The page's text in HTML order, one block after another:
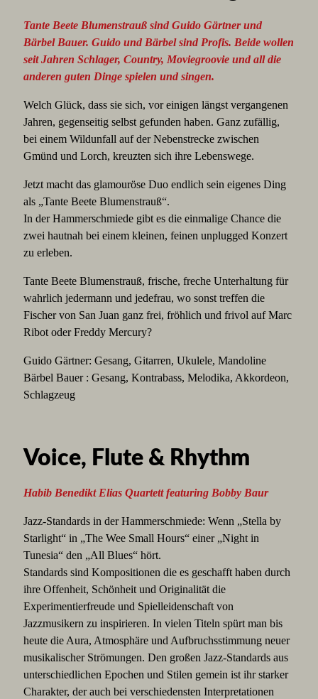
Tante Beete Blumenstrauß sind Guido Gärtner und
Bärbel Bauer. Guido und Bärbel sind Profis. Beide wollen
seit Jahren Schlager, Country, Moviegroovie und all die
anderen guten Dinge spielen und singen.
Welch Glück, dass sie sich, vor einigen längst vergangenen
Jahren, gegenseitig selbst gefunden haben. Ganz zufällig,
bei einem Wildunfall auf der Nebenstrecke zwischen
Gmünd und Lorch, kreuzten sich ihre Lebenswege.
Jetzt macht das glamouröse Duo endlich sein eigenes Ding
als „Tante Beete Blumenstrauß“.
In der Hammerschmiede gibt es die einmalige Chance die
zwei hautnah bei einem kleinen, feinen unplugged Konzert
zu erleben.
Tante Beete Blumenstrauß, frische, freche Unterhaltung für
wahrlich jedermann und jedefrau, wo sonst treffen die
Fischer von San Juan ganz frei, fröhlich und frivol auf Marc
Ribot oder Freddy Mercury?
Guido Gärtner: Gesang, Gitarren, Ukulele, Mandoline
Bärbel Bauer : Gesang, Kontrabass, Melodika, Akkordeon,
Schlagzeug
Voice, Flute & Rhythm
Habib Benedikt Elias Quartett featuring Bobby Baur
Jazz-Standards in der Hammerschmiede: Wenn „Stella by
Starlight“ in „The Wee Small Hours“ einer „Night in
Tunesia“ den „All Blues“ hört.
Standards sind Kompositionen die es geschafft haben durch
ihre Offenheit, Schönheit und Originalität die
Experimentierfreude und Spielleidenschaft von
Jazzmusikern zu inspirieren. In vielen Titeln spürt man bis
heute die Aura, Atmosphäre und Aufbruchsstimmung neuer
musikalischer Strömungen. Den großen Jazz-Standards aus
unterschiedlichen Epochen und Stilen gemein ist ihr starker
Charakter, der auch bei verschiedensten Interpretationen